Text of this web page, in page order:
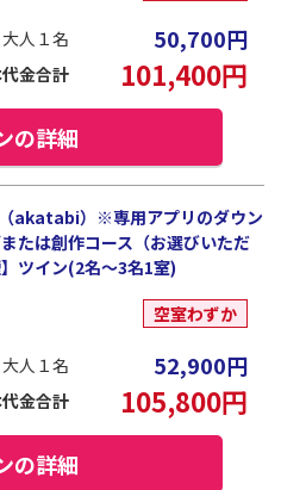
大人１名 50,700円
金合計 101,400円
の詳細
akatabi）※専用アプリのダウン
たは創作コース（お選びいただ
ツイン(2名～3名1室)
空室わずか
大人１名 52,900円
金合計 105,800円
の詳細